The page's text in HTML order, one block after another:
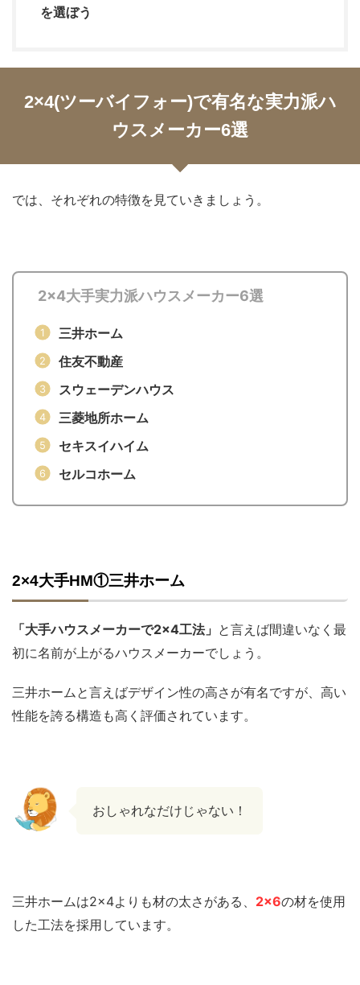
を選ぼう
2×4(ツーバイフォー)で有名な実力派ハ
ウスメーカー6選
では、それぞれの特徴を見ていきましょう。
2×4大手実力派ハウスメーカー6選
三井ホーム
住友不動産
スウェーデンハウス
三菱地所ホーム
セキスイハイム
セルコホーム
2×4大手HM①三井ホーム
「大手ハウスメーカーで2×4工法」 と言えば間違いなく最
初に名前が上がるハウスメーカーでしょう。
三井ホームと言えばデザイン性の高さが有名ですが、高い
性能を誇る構造も高く評価されています。
おしゃれなだけじゃない！
三井ホームは2×4よりも材の太さがある、 2×6の材を使用
した工法を採用しています。